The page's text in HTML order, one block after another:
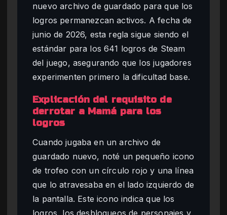
nuevo archivo de guardado para que los
logros permanezcan activos. A fecha de
junio de 2026, esta regla sigue siendo el
estándar para los 641 logros de Steam
del juego, asegurando que los jugadores
experimenten primero la dificultad base.
Explicación del requisito de
derrotar a Mamá para los
logros
Cuando jugaba en un archivo de
guardado nuevo, noté un pequeño icono
de trofeo con un círculo rojo y una línea
que lo atravesaba en el lado izquierdo de
la pantalla. Este icono indica que los